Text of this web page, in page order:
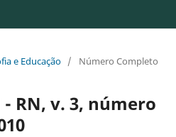
e Educação / Número Completo
- RN, v. 3, número